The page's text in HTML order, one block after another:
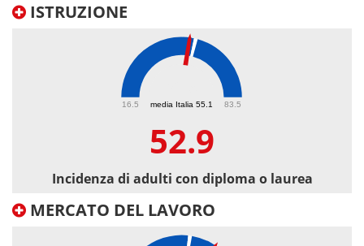
ISTRUZIONE
media Italia 55.1
16.5 83.5
52.9
Incidenza di adulti con diploma o laurea
MERCATO DEL LAVORO